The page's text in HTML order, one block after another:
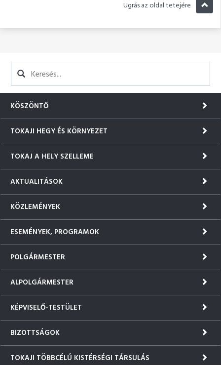
Ugrás az oldal tetejére
KÖSZÖNTŐ
TOKAJI HEGY ÉS KÖRNYEZET
TOKAJ A HELY SZELLEME
AKTUALITÁSOK
KÖZLEMÉNYEK
ESEMÉNYEK, PROGRAMOK
POLGÁRMESTER
ALPOLGÁRMESTER
KÉPVISELŐ-TESTÜLET
BIZOTTSÁGOK
TOKAJI TÖBBCÉLÚ KISTÉRSÉGI TÁRSULÁS